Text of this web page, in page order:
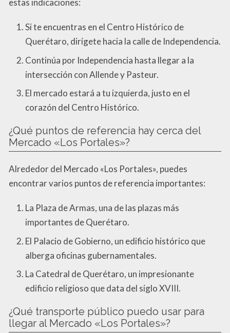
estas indicaciones:
Si te encuentras en el Centro Histórico de
Querétaro, dirígete hacia la calle de Independencia.
Continúa por Independencia hasta llegar a la
intersección con Allende y Pasteur.
El mercado estará a tu izquierda, justo en el
corazón del Centro Histórico.
¿Qué puntos de referencia hay cerca del
Mercado «Los Portales»?
Alrededor del Mercado «Los Portales», puedes
encontrar varios puntos de referencia importantes:
La Plaza de Armas, una de las plazas más
importantes de Querétaro.
El Palacio de Gobierno, un edificio histórico que
alberga oficinas gubernamentales.
La Catedral de Querétaro, un impresionante
edificio religioso que data del siglo XVIII.
¿Qué transporte público puedo usar para
llegar al Mercado «Los Portales»?